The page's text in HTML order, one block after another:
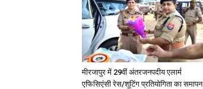
मीरजापुर में 29वीं अंतरजनपदीय एलार्म
एफिसिएंसी रेस/शूटिंग प्रतियोगिता का समापन